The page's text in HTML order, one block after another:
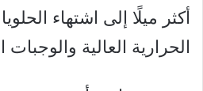
أكثر ميلًا إلى اشتهاء
الحرارية العالية